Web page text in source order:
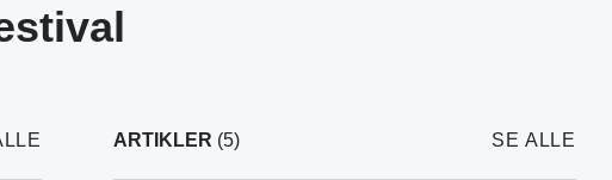
ARTIKLER (5) SE ALLE